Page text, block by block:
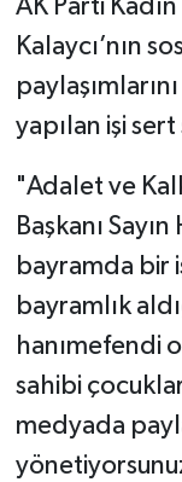
​AK Parti
Kalaycı’nın
yapılan işi
​"Adalet ve
Başkanı
bayramda bir
bayramlık
hanımefendi
sahibi
medyada